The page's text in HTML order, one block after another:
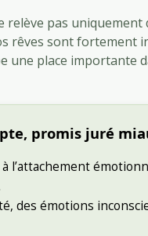
pas uniquement
rêves sont fortement
une place importante
promis juré
l’attachement
des émotions